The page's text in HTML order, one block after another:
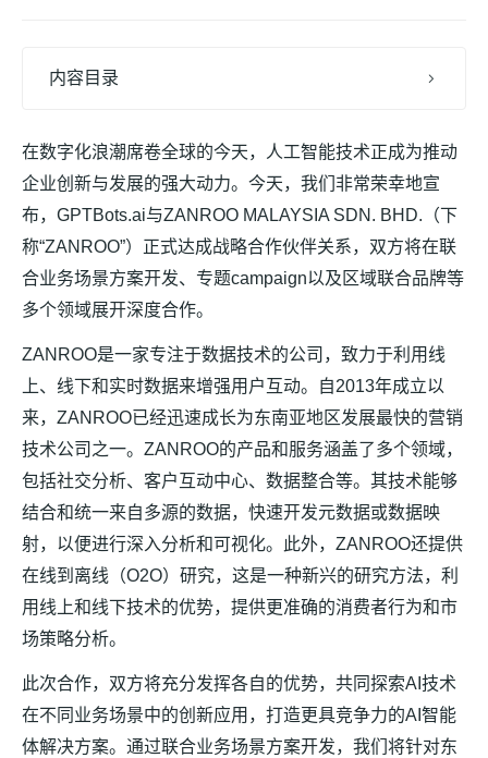
内容目录
在数字化浪潮席卷全球的今天，人工智能技术正成为推动
企业创新与发展的强大动力。今天，我们非常荣幸地宣
布，GPTBots.ai与ZANROO MALAYSIA SDN. BHD.（下
称“ZANROO”）正式达成战略合作伙伴关系，双方将在联
合业务场景方案开发、专题campaign以及区域联合品牌等
多个领域展开深度合作。
ZANROO是一家专注于数据技术的公司，致力于利用线
上、线下和实时数据来增强用户互动。自2013年成立以
来，ZANROO已经迅速成长为东南亚地区发展最快的营销
技术公司之一。ZANROO的产品和服务涵盖了多个领域，
包括社交分析、客户互动中心、数据整合等。其技术能够
结合和统一来自多源的数据，快速开发元数据或数据映
射，以便进行深入分析和可视化。此外，ZANROO还提供
在线到离线（O2O）研究，这是一种新兴的研究方法，利
用线上和线下技术的优势，提供更准确的消费者行为和市
场策略分析。
此次合作，双方将充分发挥各自的优势，共同探索AI技术
在不同业务场景中的创新应用，打造更具竞争力的AI智能
体解决方案。通过联合业务场景方案开发，我们将针对东